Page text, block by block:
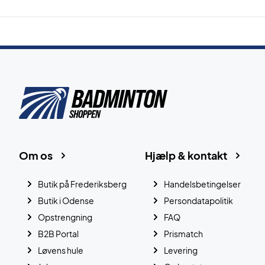
Hjælp & kontakt
Handelsbetingelser
Persondatapolitik
FAQ
Prismatch
Levering
Om os
Butik på Frederiksberg
Butik i Odense
Opstrengning
B2B Portal
Løvens hule